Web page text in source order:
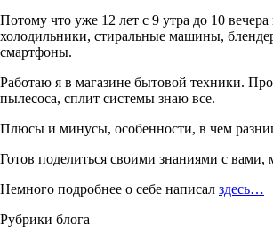
Потому что уже 12 лет с 9 утра до 10
холодильники, стиральные машины,
смартфоны.
Работаю я в магазине бытовой техники.
пылесоса, сплит системы знаю все.
Плюсы и минусы, особенности, в чем
Готов поделиться своими знаниями с вами,
Немного подробнее о себе написал здесь…
Рубрики блога